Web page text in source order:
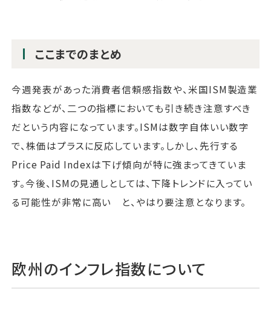
ここまでのまとめ
今週発表があった消費者信頼感指数や、米国ISM製造業
指数などが、二つの指標においても引き続き注意すべき
だという内容になっています。ISMは数字自体いい数字
で、株価はプラスに反応しています。しかし、先行する
Price Paid Indexは下げ傾向が特に強まってきていま
す。今後、ISMの見通しとしては、下降トレンドに入ってい
る可能性が非常に高い と、やはり要注意となります。
欧州のインフレ指数について